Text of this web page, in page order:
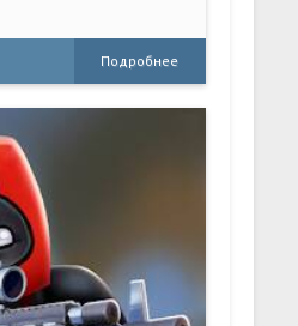
Подробнее